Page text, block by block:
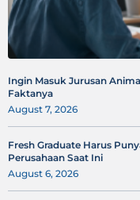
Ingin Masuk Jurusan
Faktanya
August 7, 2026
Fresh Graduate Harus
Perusahaan Saat Ini
August 6, 2026